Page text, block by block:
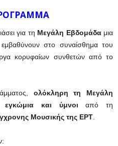
για τη Μεγάλη Εβδομάδα μια
στο συναίσθημα του
κορυφαίων συνθετών από το
ολόκληρη τη Μεγάλη
εγκώμια και ύμνοιαπό τη
Μουσικής της ΕΡΤ.